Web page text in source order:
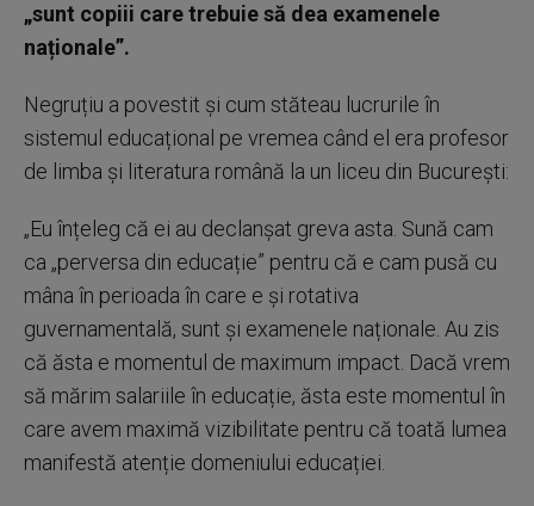
„sunt copiii care trebuie să dea examenele
naționale”.
Negruțiu a povestit și cum stăteau lucrurile în
sistemul educațional pe vremea când el era profesor
de limba și literatura română la un liceu din București:
„Eu înțeleg că ei au declanșat greva asta. Sună cam
ca „perversa din educație” pentru că e cam pusă cu
mâna în perioada în care e și rotativa
guvernamentală, sunt și examenele naționale. Au zis
că ăsta e momentul de maximum impact. Dacă vrem
să mărim salariile în educație, ăsta este momentul în
care avem maximă vizibilitate pentru că toată lumea
manifestă atenție domeniului educației.